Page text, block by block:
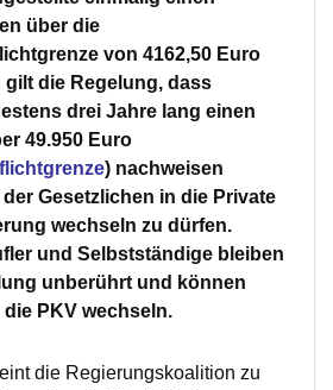
über die
von 4162,50 Euro
die Regelung, dass
drei Jahre lang einen
49.950 Euro
) nachweisen
Gesetzlichen in die Private
wechseln zu dürfen.
und Selbstständige bleiben
unberührt und können
PKV wechseln.
die Regierungskoalition zu